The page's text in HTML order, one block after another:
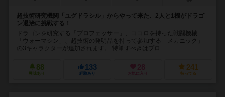
超技術研究機関「ユグドラシル」からやって来た、2人と1機がドラゴ
ン退治に挑戦する！
ドラゴンを研究する「プロフェッサー」、ココロを持った戦闘機械
「ウォーマシン」、超技術の発明品を持って参加する「メカニック」
の3キャラクターが追加されます。 特筆すべきはプロ...
88
興味あり
133
経験あり
28
お気に入り
241
持ってる